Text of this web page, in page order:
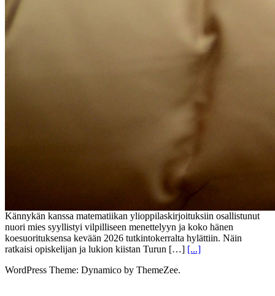
Kännykän kanssa matematiikan ylioppilaskirjoituksiin osallistunut
nuori mies syyllistyi vilpilliseen menettelyyn ja koko hänen
koesuorituksensa kevään 2026 tutkintokerralta hylättiin. Näin
ratkaisi opiskelijan ja lukion kiistan Turun […] [...]
WordPress Theme: Dynamico by ThemeZee.